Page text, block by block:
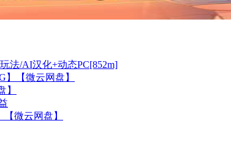
法/AI汉化+动态PC[852m]
】【微云网盘】
】
微云网盘】